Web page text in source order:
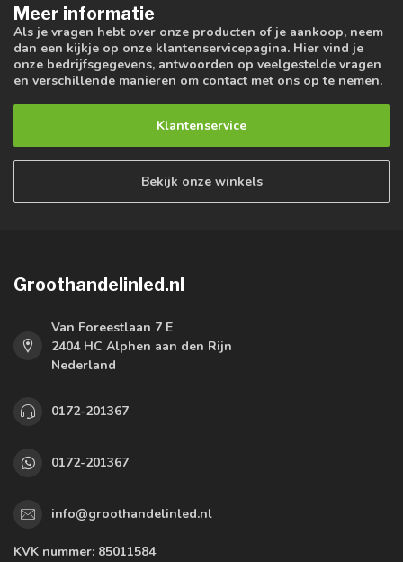
Meer informatie
Als je vragen hebt over onze producten of je aankoop, neem
dan een kijkje op onze klantenservicepagina. Hier vind je
onze bedrijfsgegevens, antwoorden op veelgestelde vragen
en verschillende manieren om contact met ons op te nemen.
Klantenservice
Bekijk onze winkels
Groothandelinled.nl
Van Foreestlaan 7 E
2404 HC Alphen aan den Rijn
Nederland
0172-201367
0172-201367
info@groothandelinled.nl
KVK nummer: 85011584